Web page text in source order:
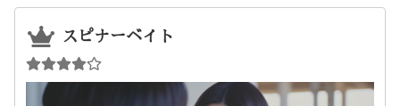
スピナーベイト